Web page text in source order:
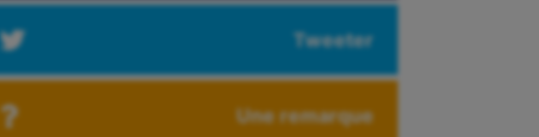
Tweeter
Une remarque